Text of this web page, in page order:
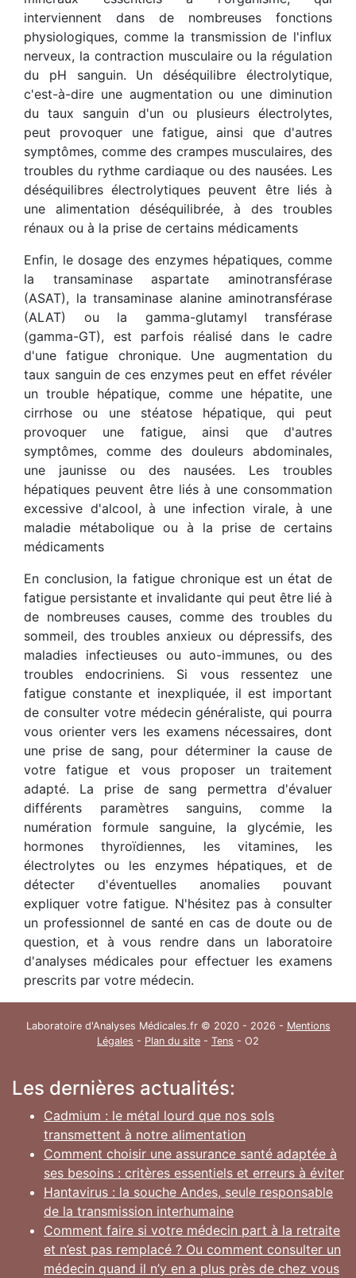
interviennent dans de nombreuses fonctions
physiologiques, comme la transmission de l'influx
nerveux, la contraction musculaire ou la régulation
du pH sanguin. Un déséquilibre électrolytique,
c'est-à-dire une augmentation ou une diminution
du taux sanguin d'un ou plusieurs électrolytes,
peut provoquer une fatigue, ainsi que d'autres
symptômes, comme des crampes musculaires, des
troubles du rythme cardiaque ou des nausées. Les
déséquilibres électrolytiques peuvent être liés à
une alimentation déséquilibrée, à des troubles
rénaux ou à la prise de certains médicaments
Enfin, le dosage des enzymes hépatiques, comme
la transaminase aspartate aminotransférase
(ASAT), la transaminase alanine aminotransférase
(ALAT) ou la gamma-glutamyl transférase
(gamma-GT), est parfois réalisé dans le cadre
d'une fatigue chronique. Une augmentation du
taux sanguin de ces enzymes peut en effet révéler
un trouble hépatique, comme une hépatite, une
cirrhose ou une stéatose hépatique, qui peut
provoquer une fatigue, ainsi que d'autres
symptômes, comme des douleurs abdominales,
une jaunisse ou des nausées. Les troubles
hépatiques peuvent être liés à une consommation
excessive d'alcool, à une infection virale, à une
maladie métabolique ou à la prise de certains
médicaments
En conclusion, la fatigue chronique est un état de
fatigue persistante et invalidante qui peut être lié à
de nombreuses causes, comme des troubles du
sommeil, des troubles anxieux ou dépressifs, des
maladies infectieuses ou auto-immunes, ou des
troubles endocriniens. Si vous ressentez une
fatigue constante et inexpliquée, il est important
de consulter votre médecin généraliste, qui pourra
vous orienter vers les examens nécessaires, dont
une prise de sang, pour déterminer la cause de
votre fatigue et vous proposer un traitement
adapté. La prise de sang permettra d'évaluer
différents paramètres sanguins, comme la
numération formule sanguine, la glycémie, les
hormones thyroïdiennes, les vitamines, les
électrolytes ou les enzymes hépatiques, et de
détecter d'éventuelles anomalies pouvant
expliquer votre fatigue. N'hésitez pas à consulter
un professionnel de santé en cas de doute ou de
question, et à vous rendre dans un laboratoire
d'analyses médicales pour effectuer les examens
prescrits par votre médecin.
Laboratoire d'Analyses Médicales.fr © 2020 - 2026 - Mentions
Légales - Plan du site - Tens - O2
Les dernières actualités:
Cadmium : le métal lourd que nos sols
transmettent à notre alimentation
Comment choisir une assurance santé adaptée à
ses besoins : critères essentiels et erreurs à éviter
Hantavirus : la souche Andes, seule responsable
de la transmission interhumaine
Comment faire si votre médecin part à la retraite
et n’est pas remplacé ? Ou comment consulter un
médecin quand il n’y en a plus près de chez vous